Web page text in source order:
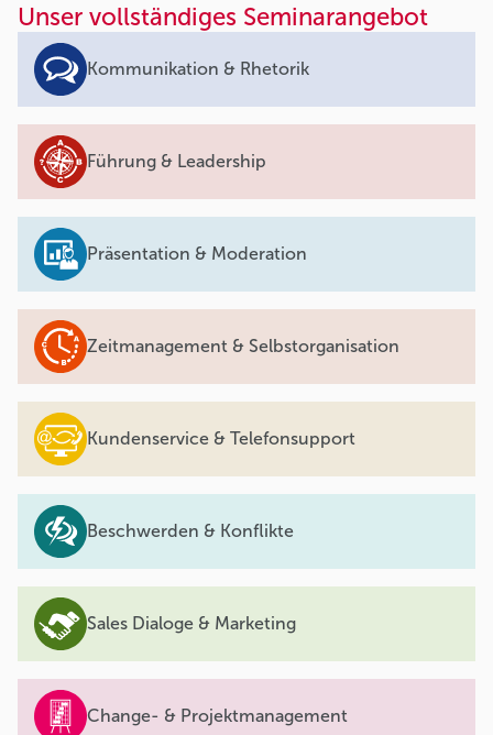
Unser vollständiges Seminarangebot
Kommunikation & Rhetorik
Führung & Leadership
Präsentation & Moderation
Zeitmanagement & Selbstorganisation
Kundenservice & Telefonsupport
Beschwerden & Konflikte
Sales Dialoge & Marketing
Change- & Projektmanagement